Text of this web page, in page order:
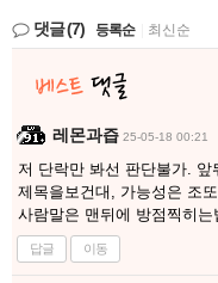
댓글(7) 등록순 최신순
레몬과즙 25-05-18 00:21
저 단락만 봐선 판단불가.
제목을보건대, 가능성은 조
사람말은 맨뒤에 방점찍히는
답글 이동